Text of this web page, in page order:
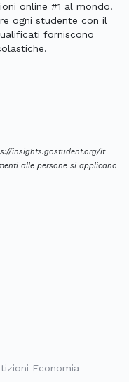
online #1 al mondo.
ogni studente con il
forniscono
insights.gostudent.org/it
alle persone si applicano
Economia